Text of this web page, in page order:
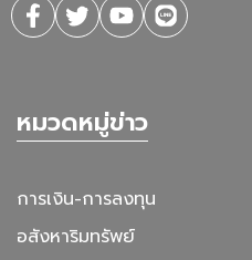
หมวดหมู่ข่าว
การเงิน-การลงทุน
อสังหาริมทรัพย์